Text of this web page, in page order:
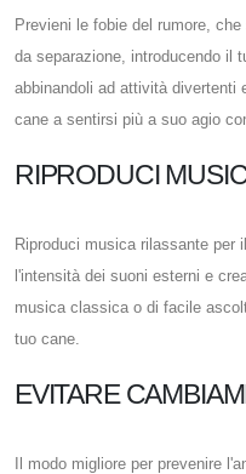
Previeni le fobie del rumore,
da separazione, introducendo il
abbinandoli ad attività divertenti
cane a sentirsi più a suo agio
RIPRODUCI
Riproduci musica rilassante per
l'intensità dei suoni esterni e
musica classica o di facile
tuo cane.
EVITARE
Il modo migliore per prevenire